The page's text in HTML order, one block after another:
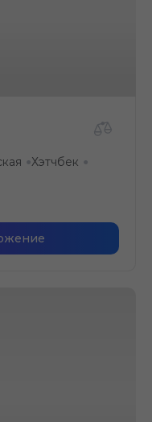
●Хэтчбек ●